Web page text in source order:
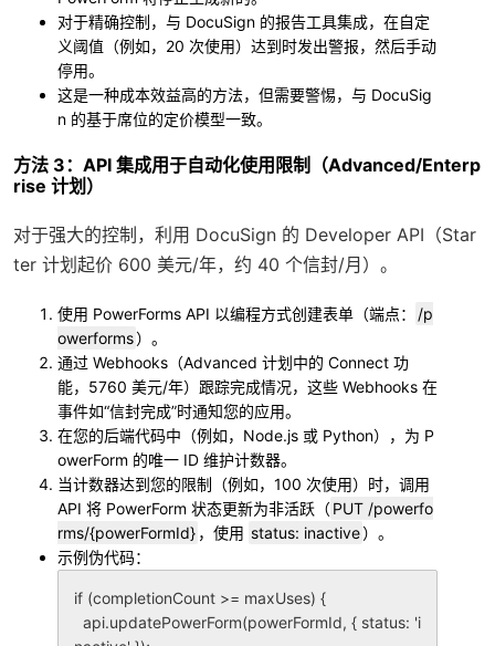
对于精确控制，与 DocuSign 的报告工具集成，在自定
义阈值（例如，20 次使用）达到时发出警报，然后手动
停用。
这是一种成本效益高的方法，但需要警惕，与 DocuSig
n 的基于席位的定价模型一致。
方法 3：API 集成用于自动化使用限制（Advanced/Enterp
rise 计划）
对于强大的控制，利用 DocuSign 的 Developer API（Star
ter 计划起价 600 美元/年，约 40 个信封/月）。
使用 PowerForms API 以编程方式创建表单（端点：
/p
owerforms）。
通过 Webhooks（Advanced 计划中的 Connect 功
能，5760 美元/年）跟踪完成情况，这些 Webhooks 在
事件如“信封完成”时通知您的应用。
在您的后端代码中（例如，Node.js 或 Python），为 P
owerForm 的唯一 ID 维护计数器。
当计数器达到您的限制（例如，100 次使用）时，调用
API 将 PowerForm 状态更新为非活跃（PUT /powerfo
rms/{powerFormId} ，使用 status: inactive）。
示例伪代码：
if (completionCount >= maxUses) {